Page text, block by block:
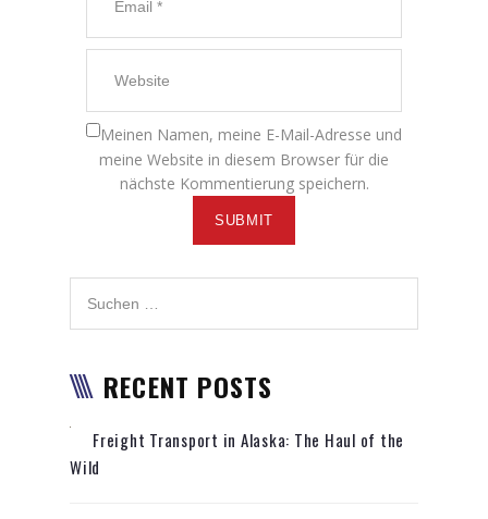
Meinen Namen, meine E-Mail-Adresse und
meine Website in diesem Browser für die
nächste Kommentierung speichern.
RECENT POSTS
Freight Transport in Alaska: The Haul of the
Wild